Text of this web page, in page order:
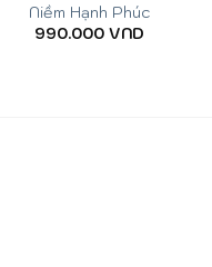
Niềm Hạnh Phúc
990.000 VND